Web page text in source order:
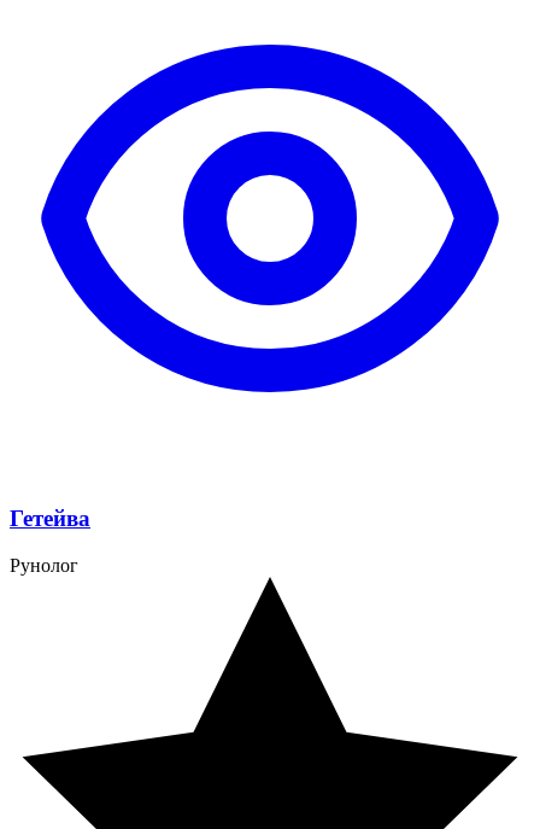
Гетейва
Рунолог